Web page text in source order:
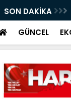
SON DAKİKA
GÜNCEL